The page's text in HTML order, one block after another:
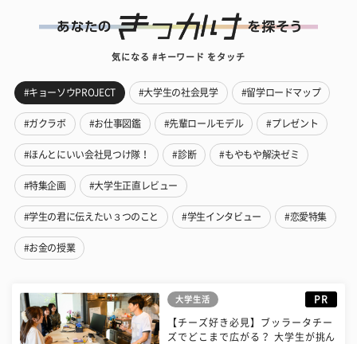
気になる #キーワード をタッチ
#キョーソウPROJECT #大学生の社会見学 #留学ロードマップ
#ガクラボ #お仕事図鑑 #先輩ロールモデル #プレゼント
#ほんとにいい会社見つけ隊！ #診断 #もやもや解決ゼミ
#特集企画 #大学生正直レビュー
#学生の君に伝えたい３つのこと #学生インタビュー #恋愛特集
#お金の授業
大学生活 PR
【チーズ好き必見】ブッラータチー
ズでどこまで広がる？ 大学生が挑ん